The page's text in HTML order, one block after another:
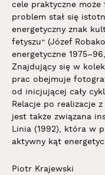
cele praktyczne
problem stał się
energetyczny znak
fetyszu” (Józef
energetyczne
Znajdujący się w
prac obejmuje
od inicjującej cały
Relacje po realizacje
jest także związana
Linia (1992), która w
aktywny kąt
Piotr Krajewski